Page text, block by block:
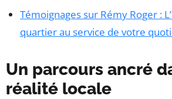
Témoignages sur Rémy Roger :
quartier au service de votre
Un parcours ancré
réalité locale